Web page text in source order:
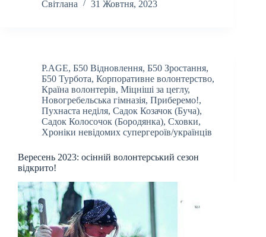
Світлана 31 Жовтня, 2023
P.AGE, Б50 Відновлення, Б50 Зростання,
Б50 Турбота, Корпоративне волонтерство,
Країна волонтерів, Міцніші за цеглу,
Новогребельська гімназія, Приберемо!,
Пухнаста неділя, Садок Козачок (Буча),
Садок Колосочок (Бородянка), Сховки,
Хроніки невідомих супергероїв/українців
Вересень 2023: осінній волонтерський сезон
відкрито!